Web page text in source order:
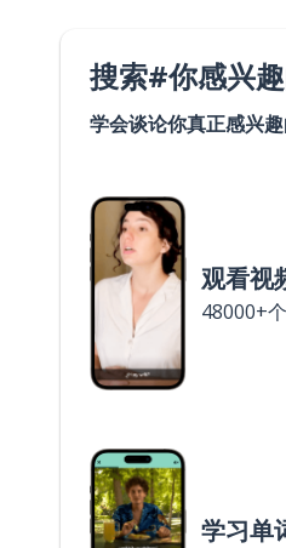
搜索#你感兴
学会谈论你真正感兴
观看视
48000+
学习单